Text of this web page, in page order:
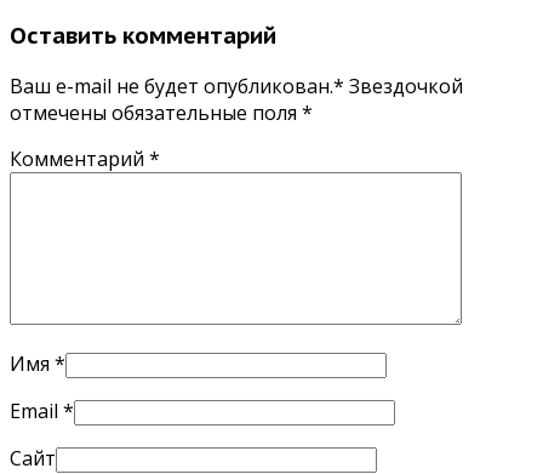
Оставить комментарий
Ваш e-mail не будет опубликован.* Звездочкой
отмечены обязательные поля *
Комментарий *
Имя *
Email *
Сайт